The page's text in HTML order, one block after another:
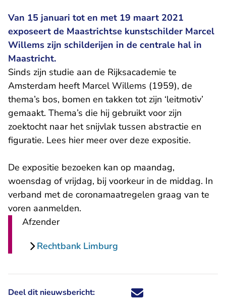
Van 15 januari tot en met 19 maart 2021
exposeert de Maastrichtse kunstschilder Marcel
Willems zijn schilderijen in de centrale hal in
Maastricht.
Sinds zijn studie aan de Rijksacademie te
Amsterdam heeft Marcel Willems (1959), de
thema’s bos, bomen en takken tot zijn ‘leitmotiv’
gemaakt. Thema’s die hij gebruikt voor zijn
zoektocht naar het snijvlak tussen abstractie en
figuratie. Lees hier meer over deze expositie.
De expositie bezoeken kan op maandag,
woensdag of vrijdag, bij voorkeur in de middag. In
verband met de coronamaatregelen graag van te
voren aanmelden.
Afzender
Rechtbank Limburg
Deel dit nieuwsbericht: Deel dit nieuwsbericht via X -
Deel dit nieuwsbericht via
Deel dit nieuwsbericht
Deel dit